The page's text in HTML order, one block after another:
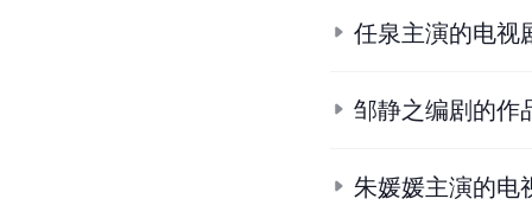
任泉主演的电视
邹静之编剧的作
朱媛媛主演的电